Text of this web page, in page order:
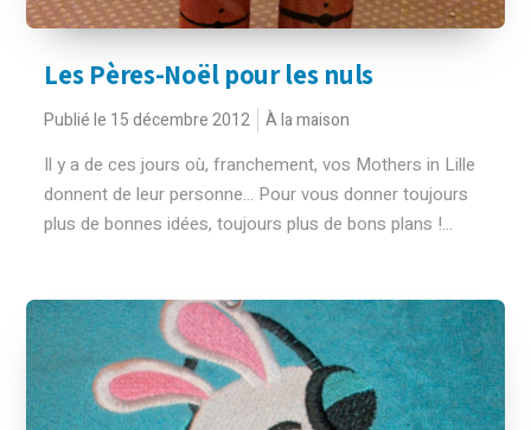
Les Pères-Noël pour les nuls
Publié le 15 décembre 2012 À la maison
Il y a de ces jours où, franchement, vos Mothers in Lille
donnent de leur personne... Pour vous donner toujours
plus de bonnes idées, toujours plus de bons plans !...